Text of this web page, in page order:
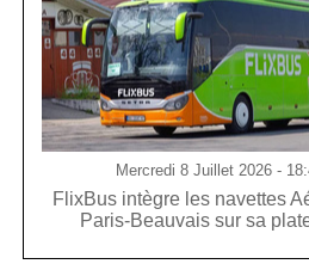
Mercredi 8 Juillet 2026 -
FlixBus intègre les navettes
Paris-Beauvais sur sa